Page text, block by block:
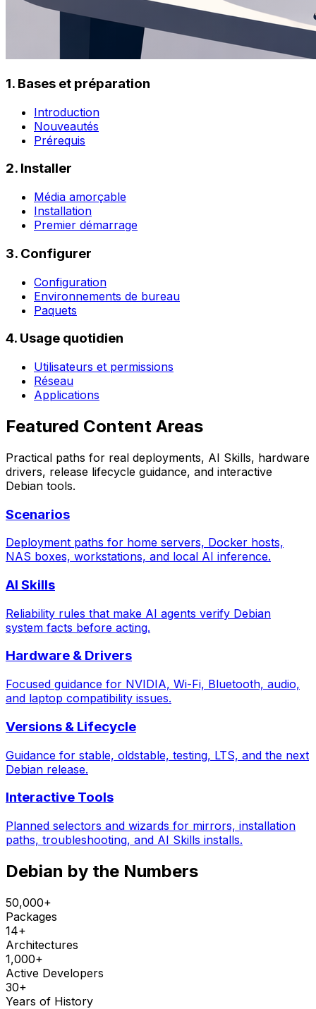
1. Bases et préparation
Introduction
Nouveautés
Prérequis
2. Installer
Média amorçable
Installation
Premier démarrage
3. Configurer
Configuration
Environnements de bureau
Paquets
4. Usage quotidien
Utilisateurs et permissions
Réseau
Applications
Featured Content Areas
Practical paths for real deployments, AI Skills, hardware
drivers, release lifecycle guidance, and interactive
Debian tools.
Scenarios
Deployment paths for home servers, Docker hosts,
NAS boxes, workstations, and local AI inference.
AI Skills
Reliability rules that make AI agents verify Debian
system facts before acting.
Hardware & Drivers
Focused guidance for NVIDIA, Wi-Fi, Bluetooth, audio,
and laptop compatibility issues.
Versions & Lifecycle
Guidance for stable, oldstable, testing, LTS, and the next
Debian release.
Interactive Tools
Planned selectors and wizards for mirrors, installation
paths, troubleshooting, and AI Skills installs.
Debian by the Numbers
50,000+
Packages
14+
Architectures
1,000+
Active Developers
30+
Years of History